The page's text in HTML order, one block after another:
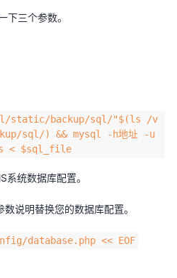
下三个参数。
static/backup/sql/"$(ls /v
sql/) && mysql -h地址 -u
< $sql_file
系统数据库配置。
说明替换您的数据库配置。
database.php << EOF